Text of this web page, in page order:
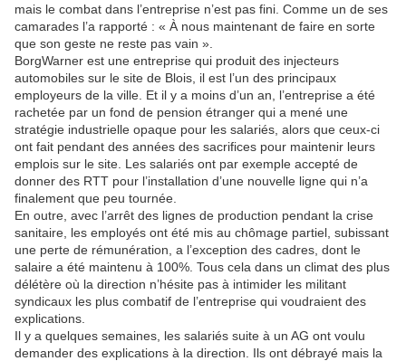
mais le combat dans l’entreprise n’est pas fini. Comme un de ses
camarades l’a rapporté : « À nous maintenant de faire en sorte
que son geste ne reste pas vain ».
BorgWarner est une entreprise qui produit des injecteurs
automobiles sur le site de Blois, il est l’un des principaux
employeurs de la ville. Et il y a moins d’un an, l’entreprise a été
rachetée par un fond de pension étranger qui a mené une
stratégie industrielle opaque pour les salariés, alors que ceux-ci
ont fait pendant des années des sacrifices pour maintenir leurs
emplois sur le site. Les salariés ont par exemple accepté de
donner des RTT pour l’installation d’une nouvelle ligne qui n’a
finalement que peu tournée.
En outre, avec l’arrêt des lignes de production pendant la crise
sanitaire, les employés ont été mis au chômage partiel, subissant
une perte de rémunération, a l’exception des cadres, dont le
salaire a été maintenu à 100%. Tous cela dans un climat des plus
délétère où la direction n’hésite pas à intimider les militant
syndicaux les plus combatif de l’entreprise qui voudraient des
explications.
Il y a quelques semaines, les salariés suite à un AG ont voulu
demander des explications à la direction. Ils ont débrayé mais la